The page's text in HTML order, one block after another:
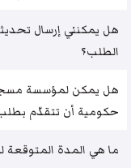
هل يمكنني إرسال
الطلب؟
هل يمكن لمؤسسة
حكومية أن تتقدّم
ما هي المدة المتوقعة